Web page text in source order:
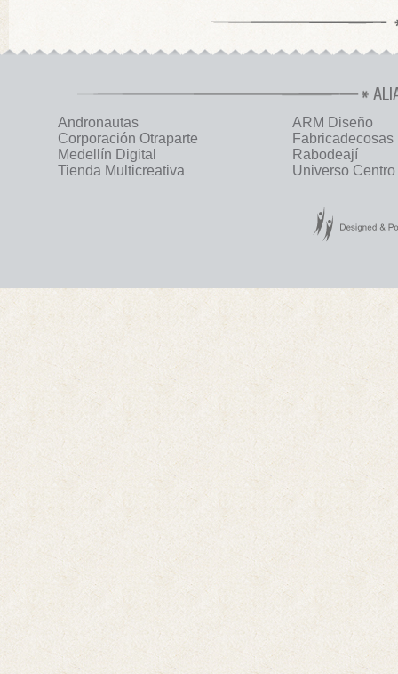
Andronautas
ARM Diseño
Corporación Otraparte
Fabricadecosas
Medellín Digital
Rabodeají
Tienda Multicreativa
Universo Centro